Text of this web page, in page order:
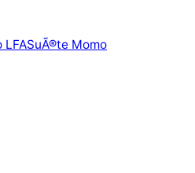
LFASuÃ®te Momo